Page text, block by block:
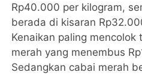
Rp40.000 per kilogram,
berada di kisaran
Kenaikan paling
merah yang menembus
Sedangkan cabai merah